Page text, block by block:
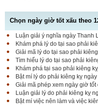
Chọn ngày giờ tốt xấu theo
Luận giải ý nghĩa ngày Thanh
Khám phá lý do tại sao phải
Giải mã lý do tại sao phải
Tìm hiểu lý do tại sao phải
Khám phá tại sao phải kiêng
Bật mí lý do phải kiêng kỵ
Giải mã phép xem ngày giờ
Luận giải lý do phải kiêng kỵ
Bật mí việc nên làm và việc
Luận bàn
nghĩa
Bật mí Sao
Đê Thổ Lạc